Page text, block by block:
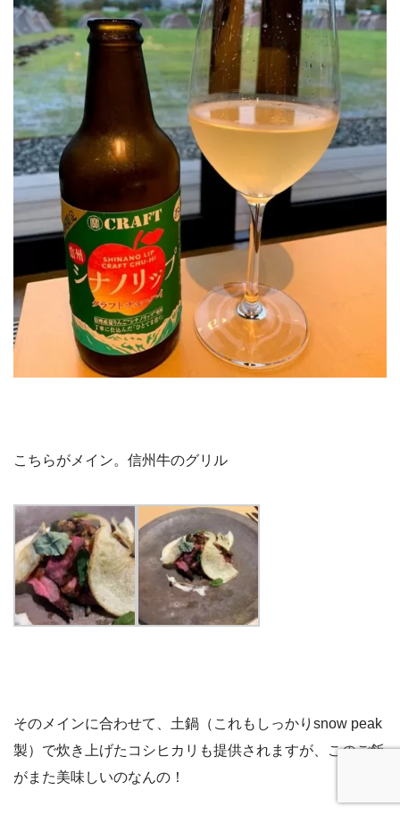
こちらがメイン。信州牛のグリル
そのメインに合わせて、土鍋（これもしっかりsnow peak
製）で炊き上げたコシヒカリも提供されますが、このご飯
がまた美味しいのなんの！